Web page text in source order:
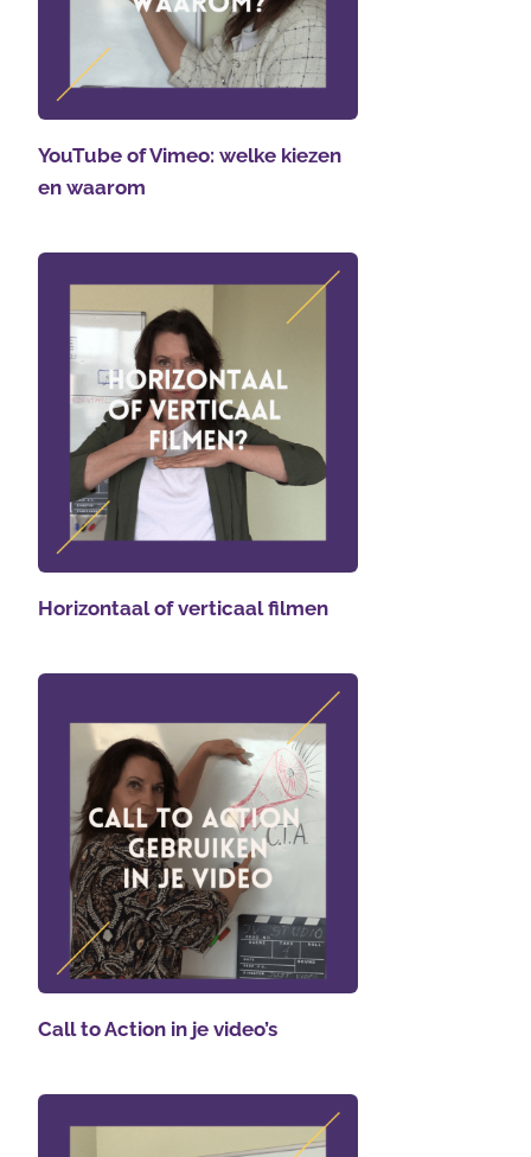
YouTube of Vimeo: welke kiezen
en waarom
Horizontaal of verticaal filmen
Call to Action in je video’s